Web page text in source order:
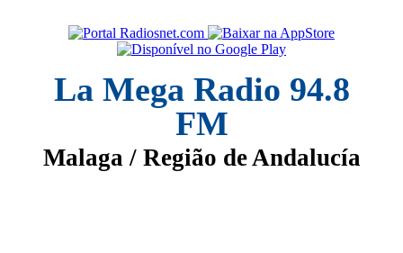
La Mega Radio 94.8
FM
Malaga / Região de Andalucía